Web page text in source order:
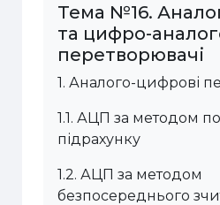
Тема №16.
та цифро-
перетворювачі
1. Аналого-цифрові
1.1. АЦП за методом
підрахунку
1.2.АЦП за методом
безпосереднього